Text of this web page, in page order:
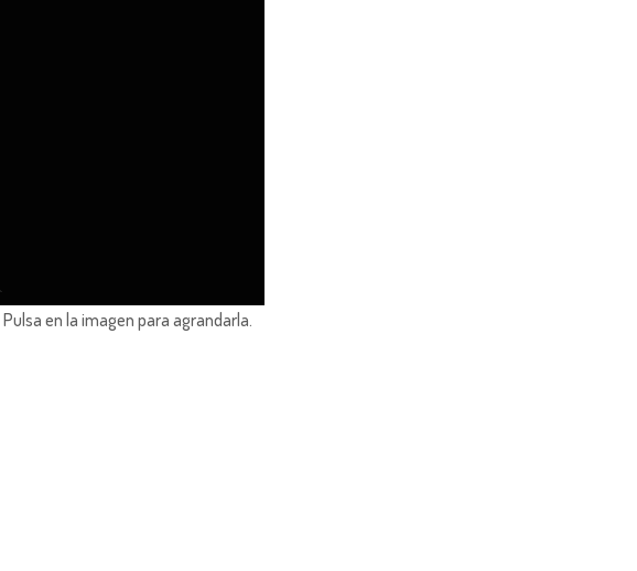
Pulsa en la imagen para agrandarla.